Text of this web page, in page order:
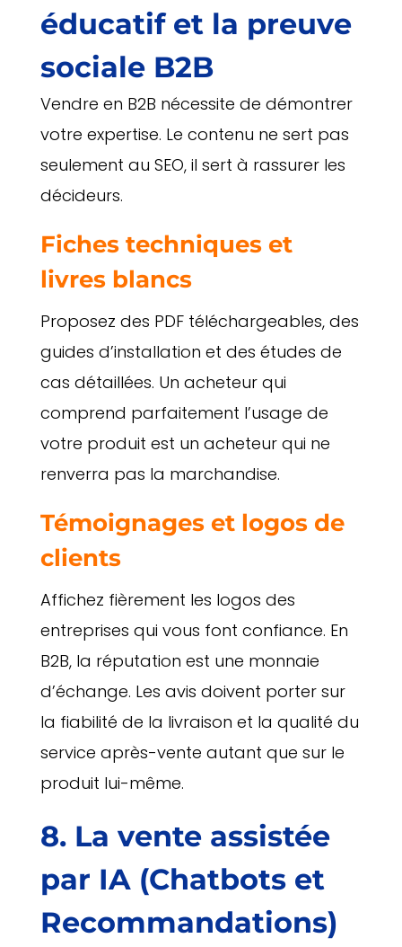
éducatif et la preuve
sociale B2B
Vendre en B2B nécessite de démontrer
votre expertise. Le contenu ne sert pas
seulement au SEO, il sert à rassurer les
décideurs.
Fiches techniques et
livres blancs
Proposez des PDF téléchargeables, des
guides d’installation et des études de
cas détaillées. Un acheteur qui
comprend parfaitement l’usage de
votre produit est un acheteur qui ne
renverra pas la marchandise.
Témoignages et logos de
clients
Affichez fièrement les logos des
entreprises qui vous font confiance. En
B2B, la réputation est une monnaie
d’échange. Les avis doivent porter sur
la fiabilité de la livraison et la qualité du
service après-vente autant que sur le
produit lui-même.
8. La vente assistée
par IA (Chatbots et
Recommandations)